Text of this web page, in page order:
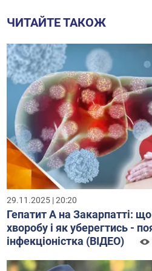
ЧИТАЙТЕ ТАКОЖ
29.11.2025 | 20:20
Гепатит А на Закарпатті:
хворобу і як уберегтись -
інфекціоністка (ВІДЕО)